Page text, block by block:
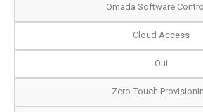
Omada Software
Cloud Access
Oui
Zero-Touch